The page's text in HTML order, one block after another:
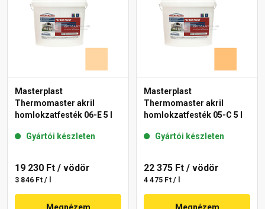
Masterplast
Thermomaster akril
homlokzatfesték 06-E 5 l
Gyártói készleten
19 230 Ft / vödör
3 846 Ft / l
Masterplast
Thermomaster akril
homlokzatfesték 05-C 5 l
Gyártói készleten
22 375 Ft / vödör
4 475 Ft / l